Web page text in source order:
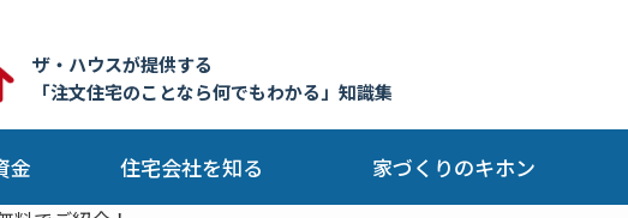
ザ・ハウスが提供する
「注文住宅のことなら何でもわかる」知識集
金 住宅会社を知る 家づくりのキホン